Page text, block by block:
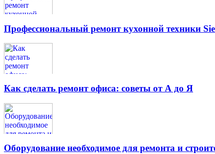
Профессиональный ремонт кухонной техники
Как сделать ремонт офиса: советы от А до Я
Оборудование необходимое для ремонта и